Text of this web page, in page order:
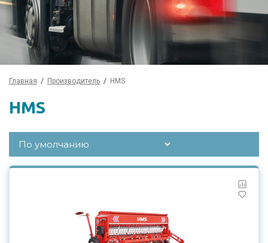
Главная Производитель HMS
HMS